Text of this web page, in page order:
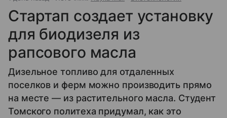
Стартап создает установку
для биодизеля из
рапсового масла
Дизельное топливо для отдаленных
поселков и ферм можно производить прямо
на месте — из растительного масла. Студент
Томского политеха придумал, как это